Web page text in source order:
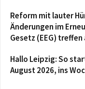
Reform mit lauter
Änderungen im
Gesetz (EEG)
Hallo Leipzig: So
August 2026, ins